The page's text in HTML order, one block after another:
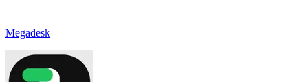
Megadesk